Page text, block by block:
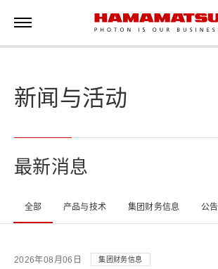
新闻与活动
最新消息
全部 产品与技术 集团财务信息 公告
2026年08月06日 集团财务信息